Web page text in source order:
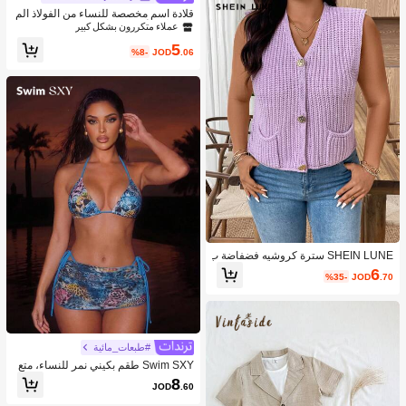
SHEIN LUNE سترة كروشيه فضفاضة ب
حجم كبير للنساء بلونها الأحادي مع جيبين
للاستخدام الصيفي
JOD6.70
%35-
قلادة اسم مخصصة للنساء من الفولاذ الم
قاوم للصدأ بتصميم سلسلة فيجارو مقاوم
نوية والتخرج وموضة الربيع
عملاء متكررون بشكل كبير
JOD5.06
%8-
#طبعات_مائية
Swim SXY طقم بكيني نمر للنساء، متع
دد القطع، للعطلات، كاجوال، حمام السبا
حة، الشاطئ، تشمس، بدلة سباحة جذابة
JOD8.60